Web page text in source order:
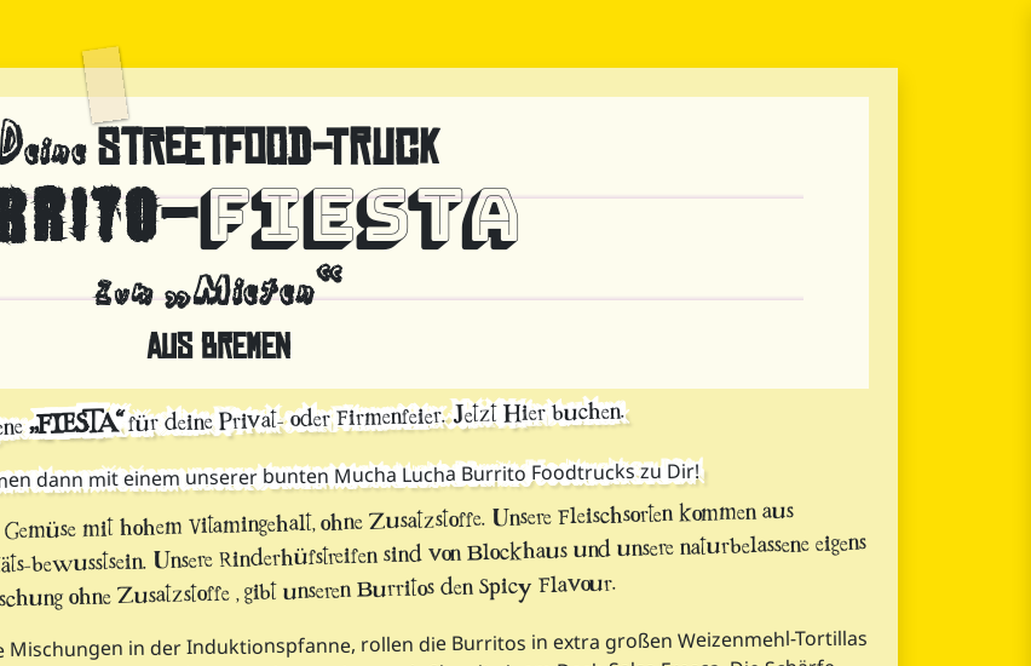
Streetfood-Truck
–Fiesta
zum „Mieten“
aus Bremen
„FIESTA“für deine Privat- oder Firmenfeier. Jetzt Hier buchen.
dann mit einem unserer bunten Mucha Lucha Burrito Foodtrucks zu Dir!
mit hohem Vitamingehalt, ohne Zusatzstoffe. Unsere Fleischsorten kommen aus
Unsere Rinderhüfstreifen sind von Blockhaus und unsere naturbelassene eigens
ohne Zusatzstoffe , gibt unseren Burritos den Spicy Flavour.
in der Induktionspfanne, rollen die Burritos in extra großen Weizenmehl-Tortillas